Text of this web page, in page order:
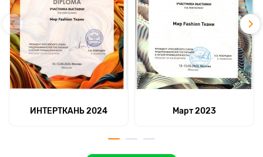
ИНТЕРТКАНЬ 2024 Март 2023